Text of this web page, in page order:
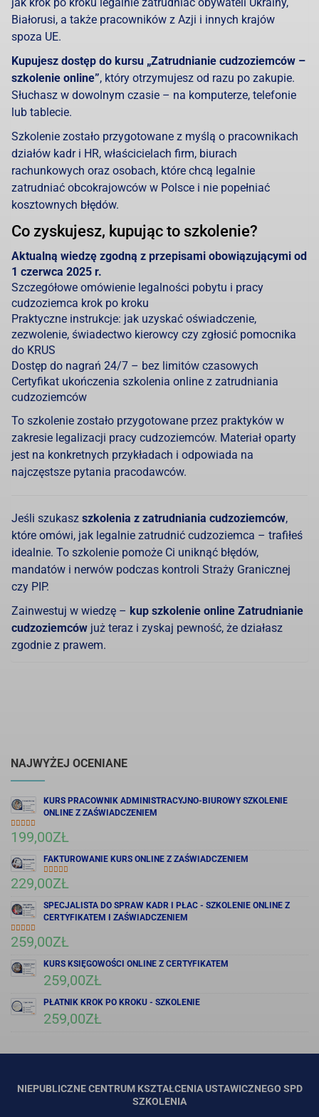
Białorusi, a także pracowników z Azji i innych krajów
spoza UE.
Kupujesz dostęp do kursu „Zatrudnianie cudzoziemców –
szkolenie online”, który otrzymujesz od razu po zakupie.
Słuchasz w dowolnym czasie – na komputerze, telefonie
lub tablecie.
Szkolenie zostało przygotowane z myślą o pracownikach
działów kadr i HR, właścicielach firm, biurach
rachunkowych oraz osobach, które chcą legalnie
zatrudniać obcokrajowców w Polsce i nie popełniać
kosztownych błędów.
Co zyskujesz, kupując to szkolenie?
Aktualną wiedzę zgodną z przepisami obowiązującymi od
1 czerwca 2025 r.
Szczegółowe omówienie legalności pobytu i pracy
cudzoziemca krok po kroku
Praktyczne instrukcje: jak uzyskać oświadczenie,
zezwolenie, świadectwo kierowcy czy zgłosić pomocnika
do KRUS
Dostęp do nagrań 24/7 – bez limitów czasowych
Certyfikat ukończenia szkolenia online z zatrudniania
cudzoziemców
To szkolenie zostało przygotowane przez praktyków w
zakresie legalizacji pracy cudzoziemców. Materiał oparty
jest na konkretnych przykładach i odpowiada na
najczęstsze pytania pracodawców.
Jeśli szukasz szkolenia z zatrudniania cudzoziemców,
które omówi, jak legalnie zatrudnić cudzoziemca – trafiłeś
idealnie. To szkolenie pomoże Ci uniknąć błędów,
mandatów i nerwów podczas kontroli Straży Granicznej
czy PIP.
Zainwestuj w wiedzę – kup szkolenie online Zatrudnianie
cudzoziemców już teraz i zyskaj pewność, że działasz
zgodnie z prawem.
NAJWYŻEJ OCENIANE
KURS PRACOWNIK ADMINISTRACYJNO-BIUROWY SZKOLENIE
ONLINE Z ZAŚWIADCZENIEM
OCENIONO
5.00 NA 5
199,00ZŁ
FAKTUROWANIE KURS ONLINE Z ZAŚWIADCZENIEM
OCENIONO
5.00NA 5
229,00ZŁ
SPECJALISTA DO SPRAW KADR I PŁAC - SZKOLENIE ONLINE Z
CERTYFIKATEM I ZAŚWIADCZENIEM
OCENIONO
5.00NA 5
259,00ZŁ
KURS KSIĘGOWOŚCI ONLINE Z CERTYFIKATEM
259,00ZŁ
PŁATNIK KROK PO KROKU - SZKOLENIE
259,00ZŁ
NIEPUBLICZNE CENTRUM KSZTAŁCENIA USTAWICZNEGO SPD
SZKOLENIA